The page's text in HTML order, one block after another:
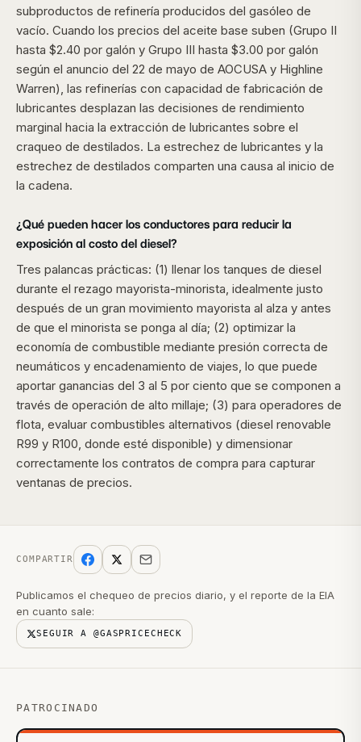
subproductos de refinería producidos del gasóleo de
vacío. Cuando los precios del aceite base suben (Grupo II
hasta $2.40 por galón y Grupo III hasta $3.00 por galón
según el anuncio del 22 de mayo de AOCUSA y Highline
Warren), las refinerías con capacidad de fabricación de
lubricantes desplazan las decisiones de rendimiento
marginal hacia la extracción de lubricantes sobre el
craqueo de destilados. La estrechez de lubricantes y la
estrechez de destilados comparten una causa al inicio de
la cadena.
¿Qué pueden hacer los conductores para reducir la
exposición al costo del diesel?
Tres palancas prácticas: (1) llenar los tanques de diesel
durante el rezago mayorista-minorista, idealmente justo
después de un gran movimiento mayorista al alza y antes
de que el minorista se ponga al día; (2) optimizar la
economía de combustible mediante presión correcta de
neumáticos y encadenamiento de viajes, lo que puede
aportar ganancias del 3 al 5 por ciento que se componen a
través de operación de alto millaje; (3) para operadores de
flota, evaluar combustibles alternativos (diesel renovable
R99 y R100, donde esté disponible) y dimensionar
correctamente los contratos de compra para capturar
ventanas de precios.
COMPARTIR
Publicamos el chequeo de precios diario, y el reporte de la EIA
en cuanto sale:
SEGUIR A @GASPRICECHECK
PATROCINADO